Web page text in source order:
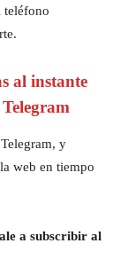
teléfono
al instante
y
web en tiempo
a subscribir al